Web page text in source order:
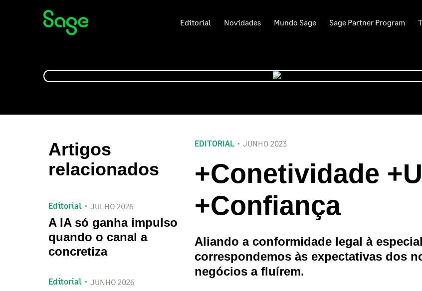
Editorial Novidades Mundo Sage Sage Partner Program
EDITORIAL JUNHO 2023
+Conetividade
+Confiança
Aliando a conformidade legal à
correspondemos às expectativas dos
negócios a fluírem.
Artigos
relacionados
Editorial JULHO 2026
A IA só ganha impulso
quando o canal a
concretiza
Editorial JUNHO 2026